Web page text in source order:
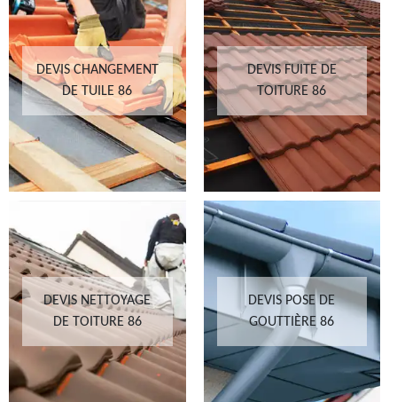
DEVIS CHANGEMENT
DE TUILE 86
DEVIS FUITE DE
TOITURE 86
DEVIS NETTOYAGE
DE TOITURE 86
DEVIS POSE DE
GOUTTIÈRE 86